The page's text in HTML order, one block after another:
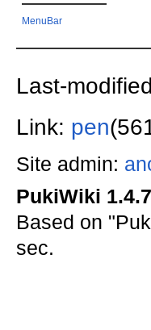
MenuBar
Last-
Link: pen
Site admin:
PukiWiki 1.4.7
Based on
sec.